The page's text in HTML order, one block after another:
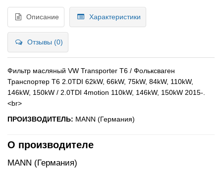
Описание Характеристики
Отзывы (0)
Фильтр масляный VW Transporter T6 / Фольксваген
Транспортер Т6 2.0TDI 62kW, 66kW, 75kW, 84kW, 110kW,
146kW, 150kW / 2.0TDI 4motion 110kW, 146kW, 150kW 2015-.
<br>
ПРОИЗВОДИТЕЛЬ: MANN (Германия)
О производителе
MANN (Германия)